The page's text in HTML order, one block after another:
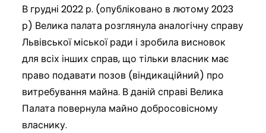
В грудні 2022 р. (опубліковано в лютому 2023
р) Велика палата розглянула аналогічну справу
Львівської міської ради і зробила висновок
для всіх інших справ, що тільки власник має
право подавати позов (віндикаційний) про
витребування майна. В даній справі Велика
Палата повернула майно добросовісному
власнику.